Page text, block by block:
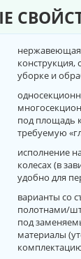
нержавеющая
конструкция,
уборке и
под площадь
требуемую
исполнение
колесах (в
удобно для
варианты со
полотнами/
под
материалы